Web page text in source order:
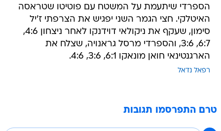
הספרדי שיתעמת על המשטח עם פוטיטו שטראסה
האיטלקי. חצי הגמר השני יפגיש את הצרפתי ז'יל
סימון, שעקף את ניקולאי דוידנקו לאחר ניצחון 4:6,
6:7, 3:6, והספרדי מרסל גראנויה, שצלח את
הארגנטינאי חואן מונאקו 6:1, 3:6, 4:6.
רפאל נדאל
טרם התפרסמו תגובות